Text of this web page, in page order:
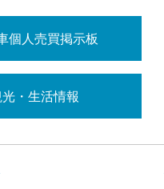
個人売買掲示板
・生活情報